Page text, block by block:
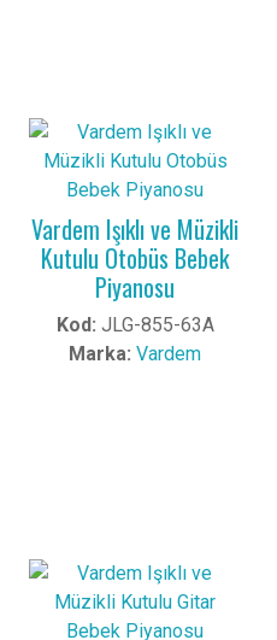
Vardem Işıklı ve Müzikli
Kutulu Otobüs Bebek
Piyanosu
Kod: JLG-855-63A
Marka: Vardem